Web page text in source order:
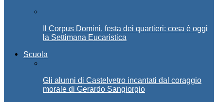
Il Corpus Domini, festa dei quartieri: cosa è oggi
la Settimana Eucaristica
Scuola
Gli alunni di Castelvetro incantati dal coraggio
morale di Gerardo Sangiorgio